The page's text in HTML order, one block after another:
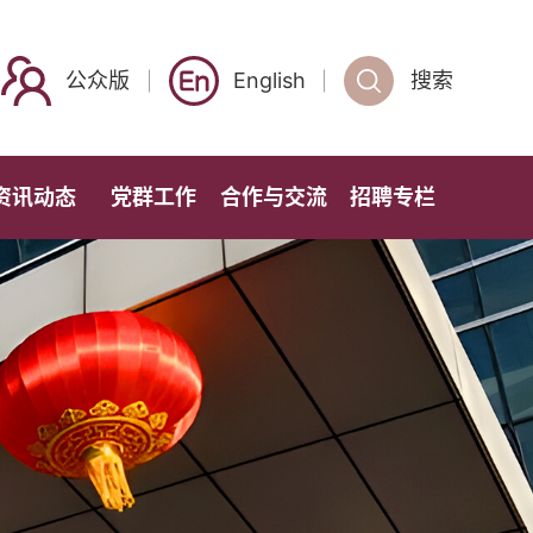
公众版 English 搜索
讯动态 党群工作 合作与交流 招聘专栏